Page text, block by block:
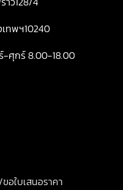
ทพฯ10240
-ศุกร์ 8.00-18.00
อใบเสนอราคา